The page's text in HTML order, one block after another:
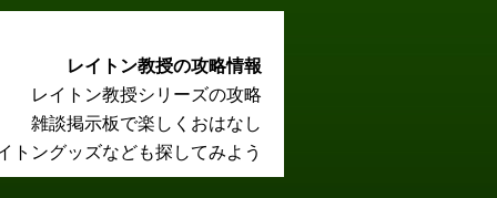
レイトン教授の攻略情報
レイトン教授シリーズの攻略
雑談掲示板で楽しくおはなし
トングッズなども探してみよう